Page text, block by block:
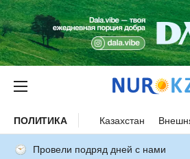
ПОЛИТИКА Казахстан
Провели подряд дней с нами